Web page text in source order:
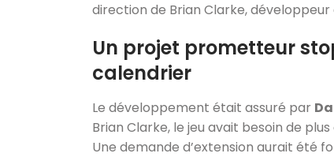
direction de Brian Clarke,
Un projet prometteur
calendrier
Le développement était assuré par
Brian Clarke, le jeu avait besoin de
Une demande d’extension aurait été